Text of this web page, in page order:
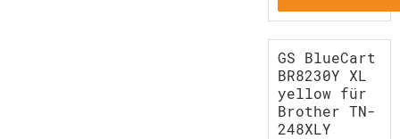
GS BlueCart
BR8230Y XL
yellow für
Brother TN-
248XLY